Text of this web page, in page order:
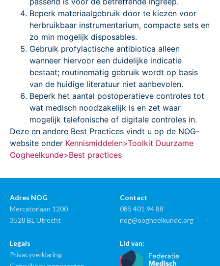
Beperk materiaalgebruik door te kiezen voor
herbruikbaar instrumentarium, compacte sets en
zo min mogelijk disposables.
Gebruik profylactische antibiotica alleen
wanneer hiervoor een duidelijke indicatie
bestaat; routinematig gebruik wordt op basis
van de huidige literatuur niet aanbevolen.
Beperk het aantal postoperatieve controles tot
wat medisch noodzakelijk is en zet waar
mogelijk telefonische of digitale controles in.
Deze en andere Best Practices vindt u op de NOG-
website onder Kennismiddelen>Toolkit Duurzame
Oogheelkunde>Best practices
Adres NOG
Mercatorlaan 1200
3528 BL Utrecht
Contact
085 401 94 88
nog@oogheelkunde.org
Legals
Privacyverklaring
Lid van: